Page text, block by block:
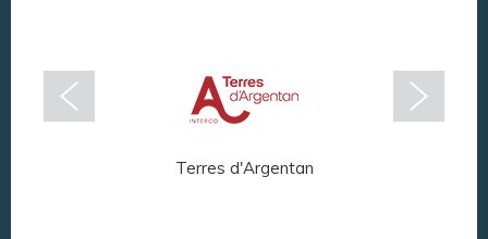
Terres d'Argentan